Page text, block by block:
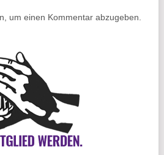
um einen Kommentar abzugeben.